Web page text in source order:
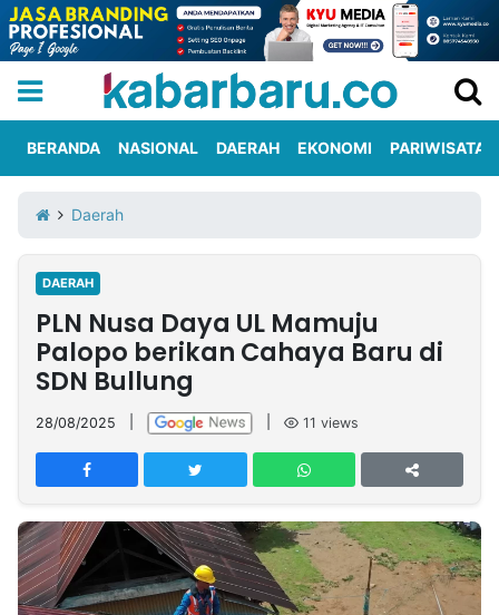
Iklan
Berita
Kami
Nasional
International
Olahraga
Entertainment
Daerah
Pariwisata
Kuliner
Kolom
Network
PT
TREETAN
INDONESIA
Partner
BERANDA NASIONAL DAERAH EKONOMI PARIWISATA
Daerah
DAERAH
PLN Nusa Daya UL Mamuju
Palopo berikan Cahaya Baru di
SDN Bullung
28/08/2025 11 views